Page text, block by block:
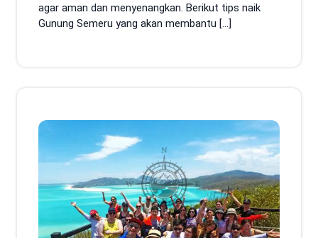
agar aman dan menyenangkan. Berikut tips naik
Gunung Semeru yang akan membantu […]